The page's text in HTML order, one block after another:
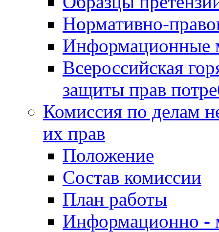
Нормативно-
Информационные
Всероссийская
защиты прав
Комиссия по делам
их прав
Положение
Состав комиссии
План работы
Информационно -